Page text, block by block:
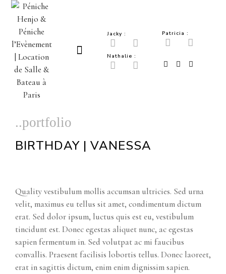
Jacky :
Nathalie :
Patricia :
..portfolio
BIRTHDAY | VANESSA
Quality vestibulum mollis accumsan ultricies. Sed urna
velit, maximus eu tellus sit amet, condimentum dictum
erat. Sed dolor ipsum, luctus quis est eu, vestibulum
tincidunt est. Donec egestas aliquet nunc, ac egestas
sapien fermentum in. Sed volutpat ac mi faucibus
convallis. Praesent facilisis lobortis tellus. Donec laoreet,
erat in sagittis dictum, enim enim dignissim sapien.